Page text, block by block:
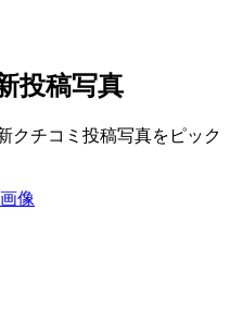
投稿写真
クチコミ投稿写真をピック